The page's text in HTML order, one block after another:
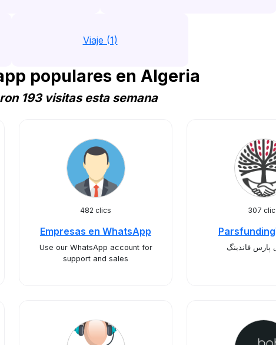
Viaje (1)
populares en Algeria
193 visitas esta semana
482 clics
Empresas en WhatsApp
Use our WhatsApp account for
support and sales
307
پارس فاندینگ